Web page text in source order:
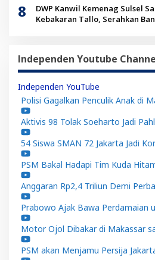
8
DWP Kanwil Kemenag Sulsel
Kebakaran Tallo, Serahkan
Independen Youtube
Independen YouTube
Polisi Gagalkan Penculik Anak di
Aktivis 98 Tolak Soeharto Jadi
54 Siswa SMAN 72 Jakarta Jadi
PSM Bakal Hadapi Tim Kuda
Anggaran Rp2,4 Triliun Demi
Prabowo Ajak Bawa Perdamaian
Motor Ojol Dibakar di Makassar
PSM akan Menjamu Persija